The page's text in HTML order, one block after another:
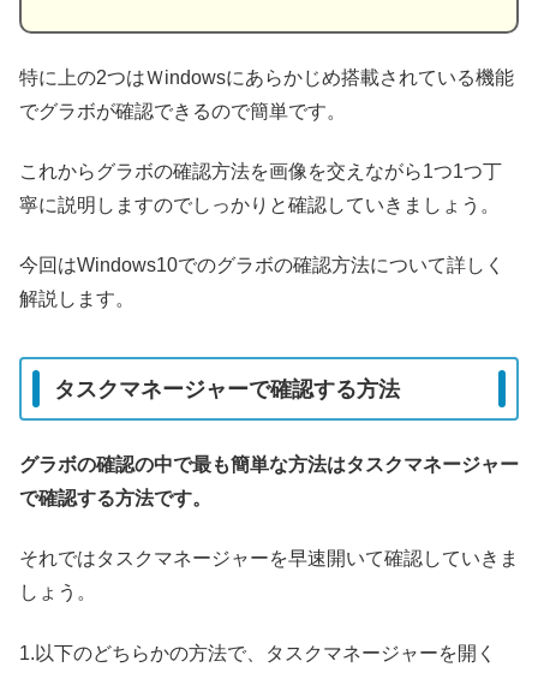
特に上の2つはＷindowsにあらかじめ搭載されている機能
でグラボが確認できるので簡単です。
これからグラボの確認方法を画像を交えながら1つ1つ丁
寧に説明しますのでしっかりと確認していきましょう。
今回はWindows10でのグラボの確認方法について詳しく
解説します。
タスクマネージャーで確認する方法
グラボの確認の中で最も簡単な方法はタスクマネージャー
で確認する方法です。
それではタスクマネージャーを早速開いて確認していきま
しょう。
1.以下のどちらかの方法で、タスクマネージャーを開く